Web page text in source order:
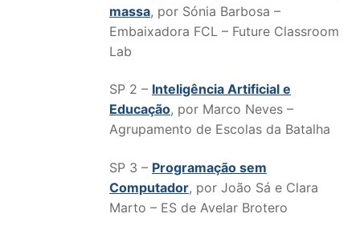
massa, por Sónia Barbosa –
Embaixadora FCL – Future Classroom
Lab
SP 2 – Inteligência Artificial e
Educação, por Marco Neves –
Agrupamento de Escolas da Batalha
SP 3 – Programação sem
Computador, por João Sá e Clara
Marto – ES de Avelar Brotero